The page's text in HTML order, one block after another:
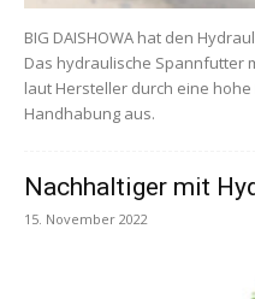
BIG DAISHOWA hat den
Das hydraulische Spannfutter
laut Hersteller durch eine
Handhabung aus.
Nachhaltiger mit
15. November 2022